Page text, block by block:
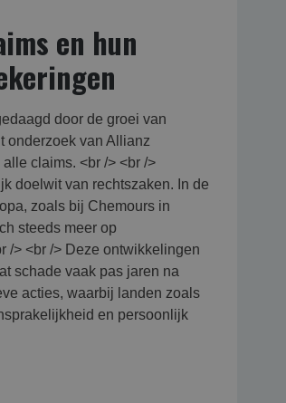
en hun
door de groei van
onderzoek van Allianz
claims. <br /> <br />
doelwit van rechtszaken. In de
zoals bij Chemours in
steeds meer op
/> <br /> Deze ontwikkelingen
schade vaak pas jaren na
acties, waarbij landen zoals
en persoonlijk